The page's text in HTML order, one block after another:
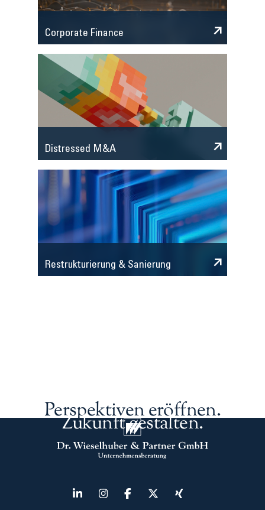
Corporate Finance
Distressed M&A
Restrukturierung & Sanierung
Perspektiven eröffnen.
Zukunft gestalten.